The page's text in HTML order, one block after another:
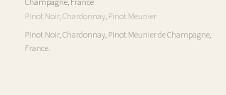
Champagne,France
Pinot Noir, Chardonnay, Pinot Meunier
Pinot Noir, Chardonnay, Pinot Meunier de Champagne,
France.